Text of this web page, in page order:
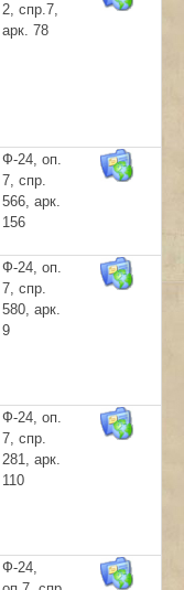
2, спр.7,
арк. 78
Ф-24, оп.
7, спр.
566, арк.
156
Ф-24, оп.
7, спр.
580, арк.
9
Ф-24, оп.
7, спр.
281, арк.
110
Ф-24,